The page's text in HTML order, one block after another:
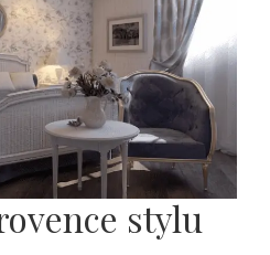
stylu